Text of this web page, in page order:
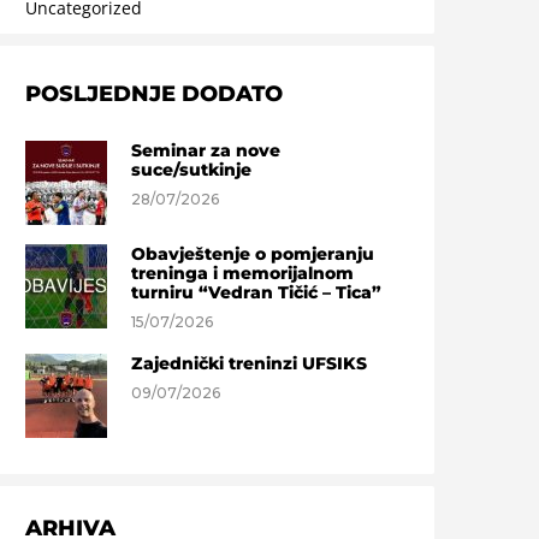
Uncategorized
POSLJEDNJE DODATO
Seminar za nove
suce/sutkinje
28/07/2026
Obavještenje o pomjeranju
treninga i memorijalnom
turniru “Vedran Tičić – Tica”
15/07/2026
Zajednički treninzi UFSIKS
09/07/2026
ARHIVA